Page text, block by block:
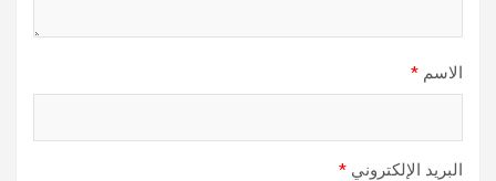
الاسم *
البريد الإلكتروني *